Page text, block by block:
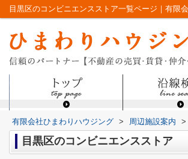
目黒区のコンビニエンスストア一覧ページ｜有限
有限会社ひまわりハウジング > 周辺施設案内 >
目黒区のコンビニエンスストア